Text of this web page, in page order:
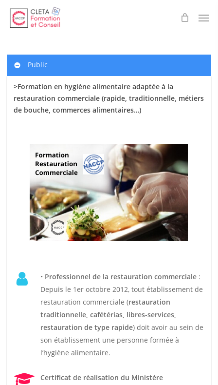
main
Public
>Formation en hygiène alimentaire adaptée à la
restauration commerciale (rapide, traditionnelle, métiers
de bouche, commerces alimentaires…)
• Professionnel de la restauration commerciale:
Depuis le 1er octobre 2012, tout établissement de
restauration commerciale (restauration
traditionnelle, cafétérias, libres-services,
restauration de type rapide) doit avoir au sein de
son établissement une personne formée à
l’hygiène alimentaire.
Certificat de réalisation du Ministère